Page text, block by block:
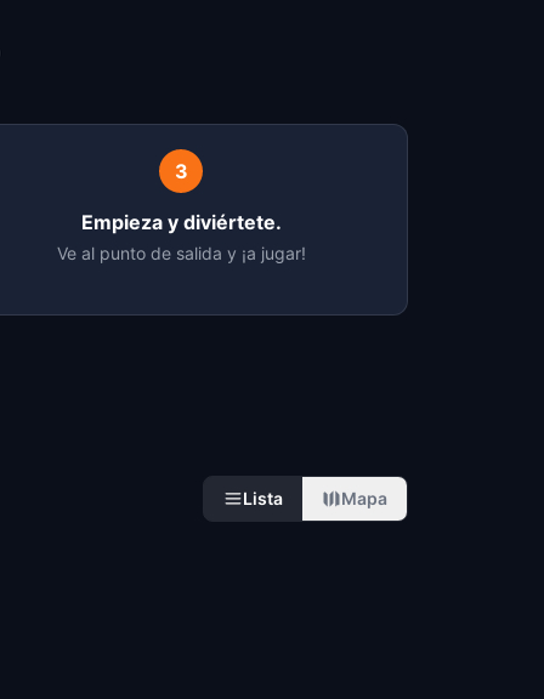
3
Empieza y diviértete.
Ve al punto de salida y ¡a jugar!
Lista Mapa